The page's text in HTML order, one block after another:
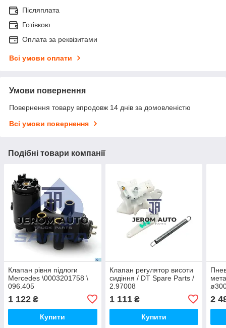
Післяплата
Готівкою
Оплата за реквізитами
Всі умови оплати
Умови повернення
Повернення товару впродовж 14 днів за домовленістю
Всі умови повернення
Подібні товари компанії
Клапан рівня підлоги
Mercedes \0003201758 \
096.405
1 122 ₴
Купити
Клапан регулятор висоти
сидіння / DT Spare Parts /
2.97008
1 111₴
Купити
2